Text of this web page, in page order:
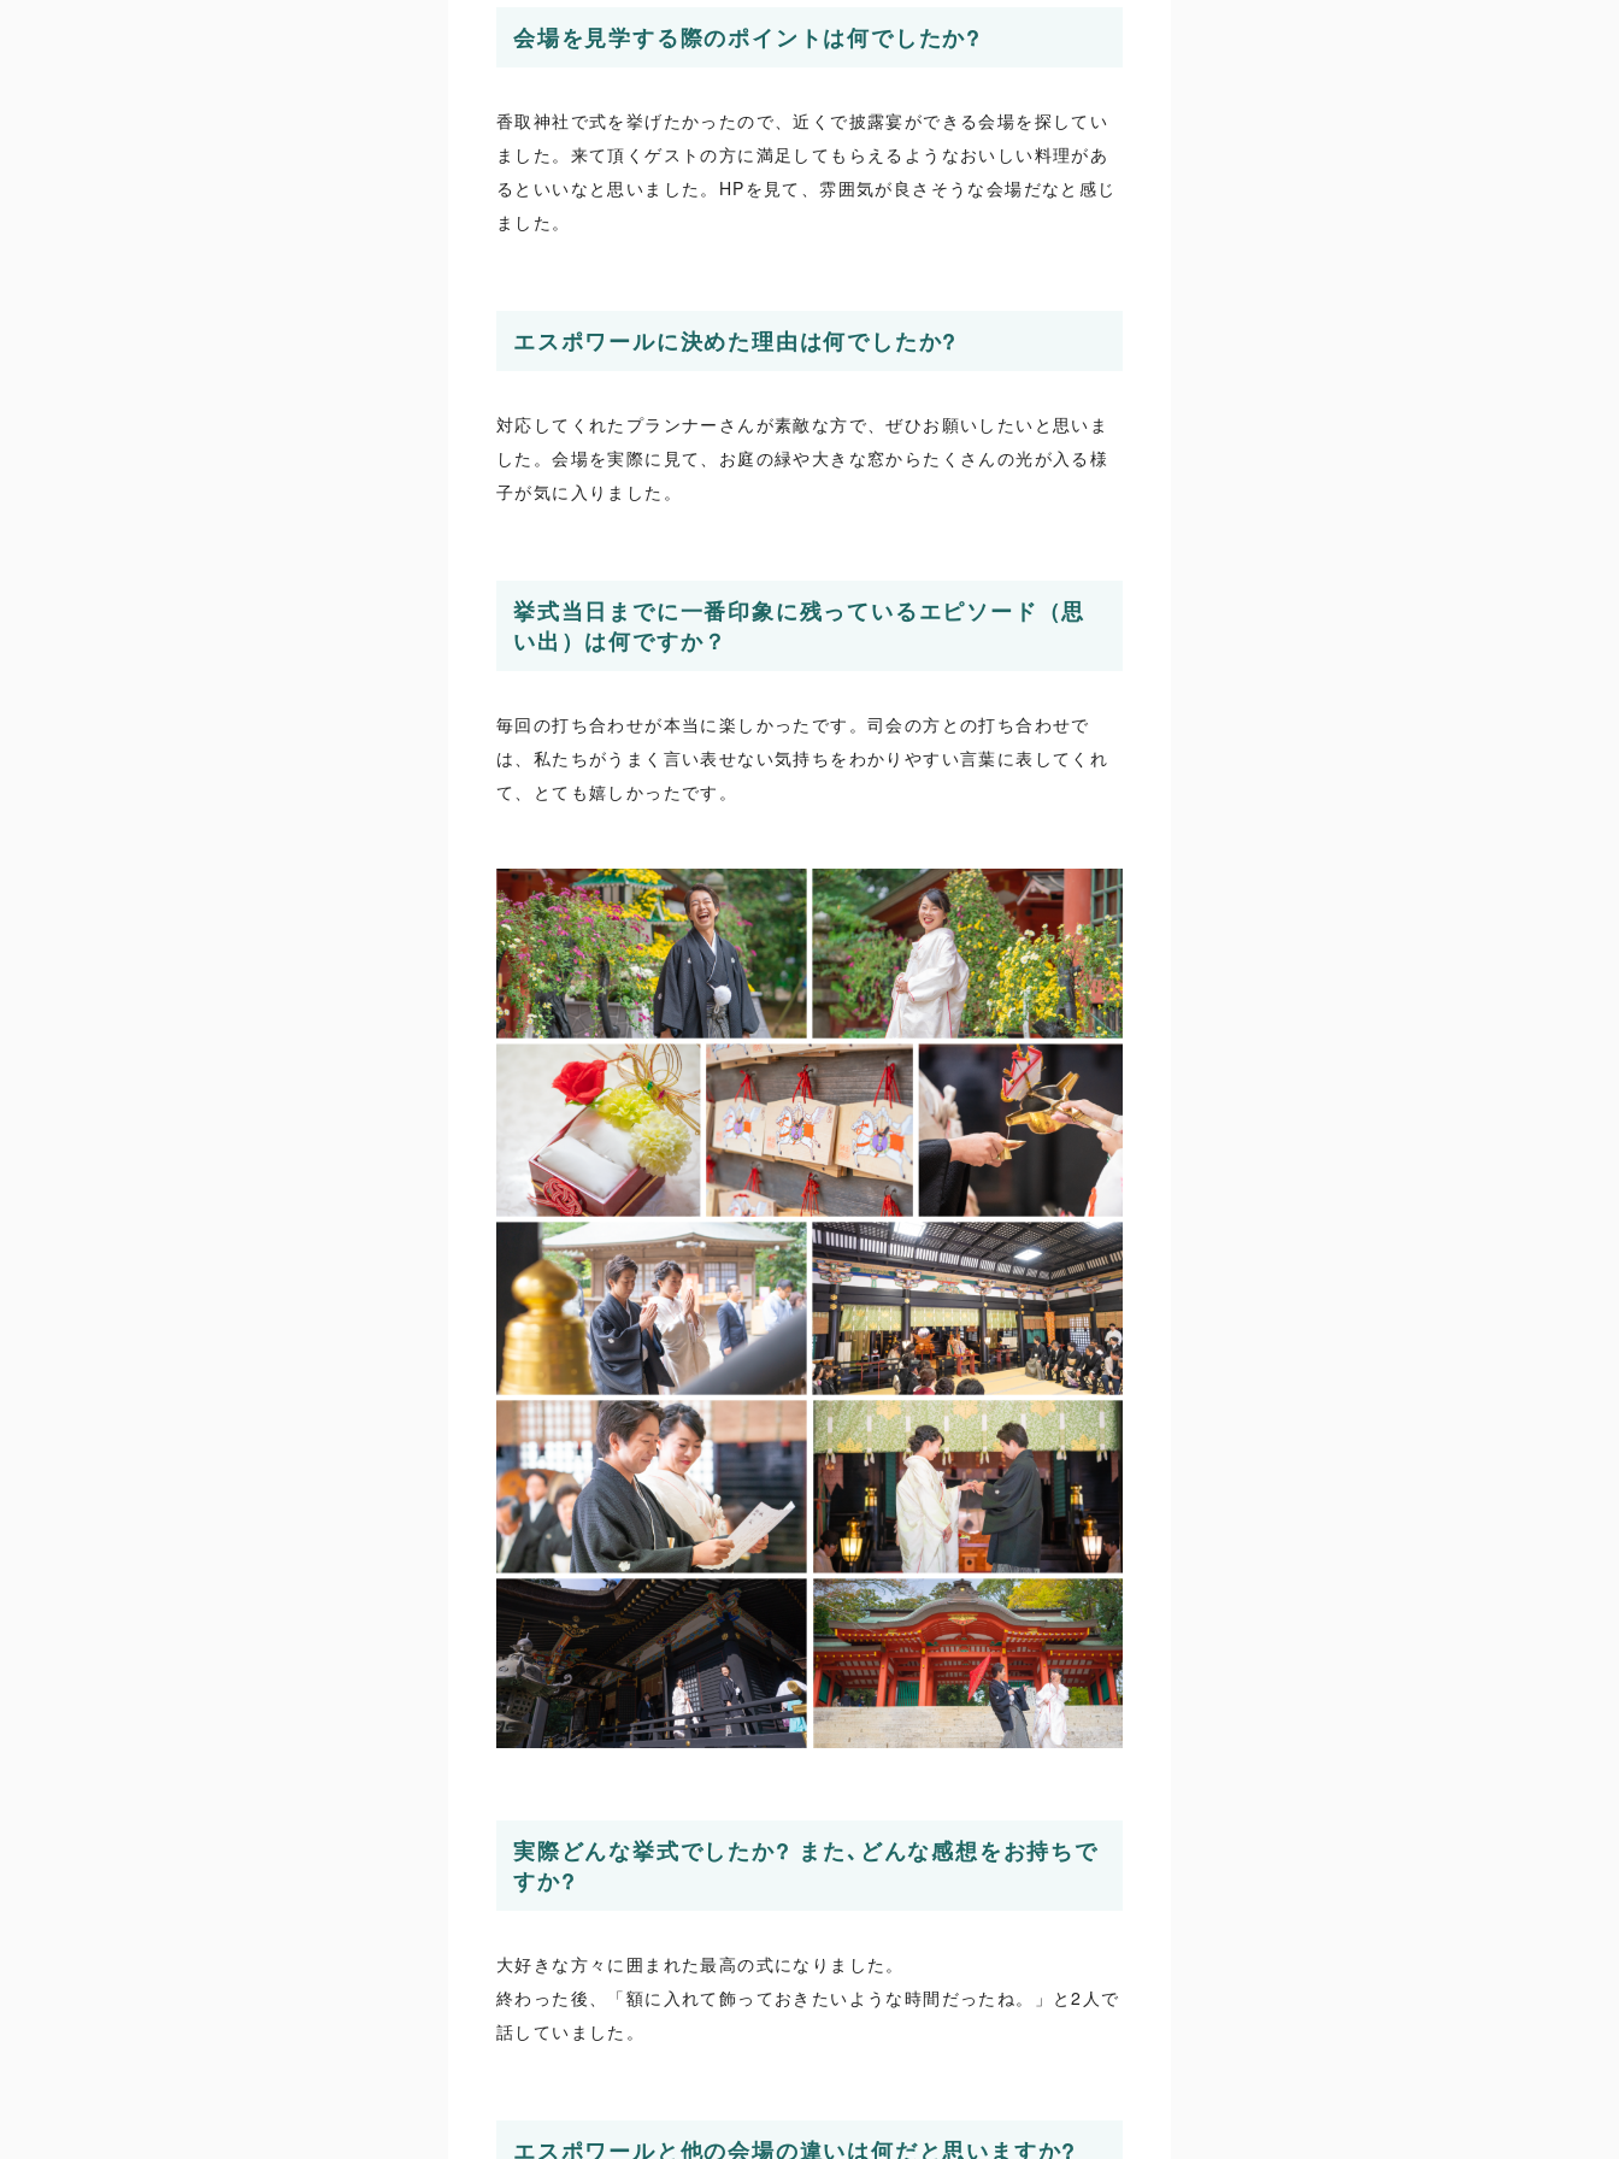
会場を見学する際のポイントは何でしたか?
香取神社で式を挙げたかったので、近くで披露宴ができる会場を探してい
ました。来て頂くゲストの方に満足してもらえるようなおいしい料理があ
るといいなと思いました。HPを見て、雰囲気が良さそうな会場だなと感じ
ました。
エスポワールに決めた理由は何でしたか?
対応してくれたプランナーさんが素敵な方で、ぜひお願いしたいと思いま
した。会場を実際に見て、お庭の緑や大きな窓からたくさんの光が入る様
子が気に入りました。
挙式当日までに一番印象に残っているエピソード（思
い出）は何ですか？
毎回の打ち合わせが本当に楽しかったです。司会の方との打ち合わせで
は、私たちがうまく言い表せない気持ちをわかりやすい言葉に表してくれ
て、とても嬉しかったです。
実際どんな挙式でしたか? また､どんな感想をお持ちで
すか?
大好きな方々に囲まれた最高の式になりました。
終わった後、「額に入れて飾っておきたいような時間だったね。」と2人で
話していました。
エスポワールと他の会場の違いは何だと思いますか?